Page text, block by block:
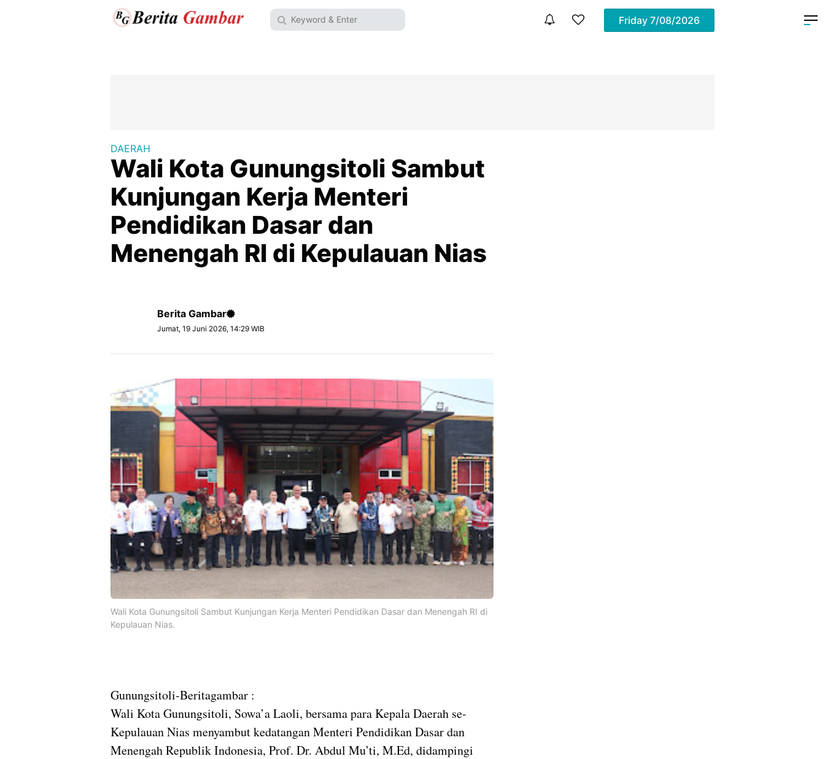
Friday 7/08/2026
DAERAH
Wali Kota Gunungsitoli Sambut
Kunjungan Kerja Menteri
Pendidikan Dasar dan
Menengah RI di Kepulauan Nias
Berita Gambar
Jumat, 19 Juni 2026, 14:29 WIB
Wali Kota Gunungsitoli Sambut Kunjungan Kerja Menteri Pendidikan Dasar dan Menengah RI di
Kepulauan Nias.
Gunungsitoli-Beritagambar :
Wali Kota Gunungsitoli, Sowa’a Laoli, bersama para Kepala Daerah se-
Kepulauan Nias menyambut kedatangan Menteri Pendidikan Dasar dan
Menengah Republik Indonesia, Prof. Dr. Abdul Mu’ti, M.Ed, didampingi